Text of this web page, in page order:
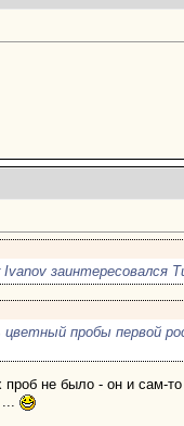
заинтересовался
пробы первой
не было - он и сам-